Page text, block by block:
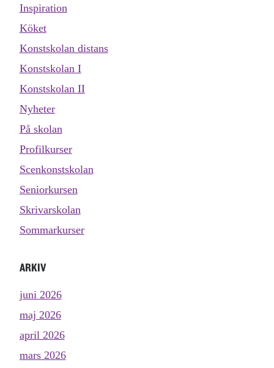
Inspiration
Köket
Konstskolan distans
Konstskolan I
Konstskolan II
Nyheter
På skolan
Profilkurser
Scenkonstskolan
Seniorkursen
Skrivarskolan
Sommarkurser
ARKIV
juni 2026
maj 2026
april 2026
mars 2026